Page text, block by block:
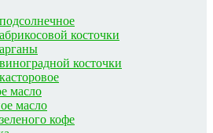
косточки
косточки
масло
масло
кофе